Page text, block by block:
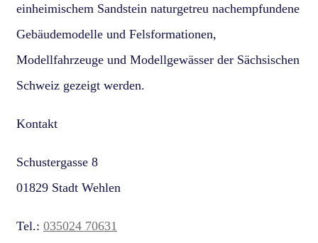
einheimischem Sandstein naturgetreu nachempfundene
Gebäudemodelle und Felsformationen,
Modellfahrzeuge und Modellgewässer der Sächsischen
Schweiz gezeigt werden.
Kontakt
Schustergasse 8
01829 Stadt Wehlen
Tel.: 035024 70631